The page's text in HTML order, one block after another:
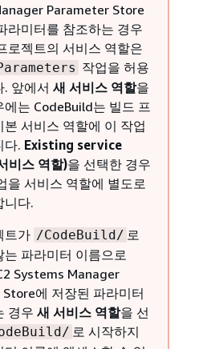
Parameter Store
라미터를 참조하는 경우
로젝트의 서비스 역할은
작업을 허용
. 앞에서 새 서비스 역할을
에는 CodeBuild는 빌드 프
본 서비스 역할에 이 작업
다. Existing service
비스 역할)을 선택한 경우
을 서비스 역할에 별도로
니다.
트가 /CodeBuild/ 로
는 파라미터 이름으로
Systems Manager
에 저장된 파라미터
경우 새 서비스 역할을 선
로 시작하지